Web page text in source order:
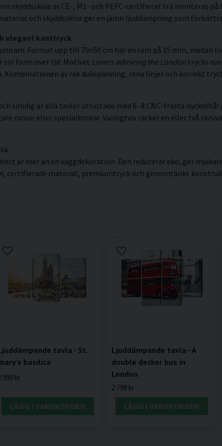
skyddsskiva av CE-, M1- och PEFC-certifierat trä monteras
och skyddsskiva ger en jämn ljuddämpning som
elegant kanttryck
Format upp till 70×50 cm har en ram på 15 mm, medan
sin form över tid. Motivet Lovers admiring the London trycks
Kombinationen av rak dukspänning, rena linjer och korrekt
smidig är alla tavlor utrustade med 6–8 CNC-frästa
ramar eller specialkrokar. Vanligtvis räcker en eller två
är mer än en väggdekoration. Den reducerar eko, ger
certifierade material, premiumtryck och genomtänkt
tavla - St.
basilica
099 kr
LÄGG I VARUKORGEN
Ljuddämpande tavla - A
double decker bus in
London
2 799 kr
LÄGG I VARUKORGEN